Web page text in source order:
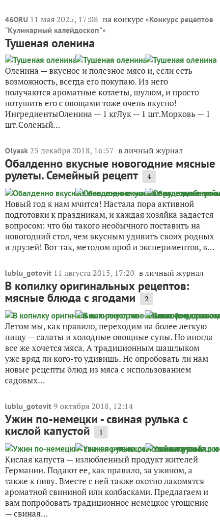
460RU 11 мая 2025, 17:08 на конкурс «Конкурс рецептов
"Кулинарный калейдоскоп"»
Тушеная оленина
Оленина — вкусное и полезное мясо и, если есть
возможность, всегда его покупаю. Из него
получаются ароматные котлеты, шулюм, и просто
потушить его с овощами тоже очень вкусно!
ИнгредиентыОленина — 1 кгЛук — 1 шт.Морковь — 1
шт.Соленый...
Olyask 25 декабря 2018, 16:57 в личный журнал
Обалденно вкусные новогодние мясные
рулеты. Семейный рецепт 4
Новый год к нам мчится! Настала пора активной
подготовки к праздникам, и каждая хозяйка задается
вопросом: что бы такого необычного поставить на
новогодний стол, чем вкусным удивить своих родных
и друзей! Вот так, методом проб и экспериментов, в...
lublu_gotovit 11 августа 2015, 17:20 в личный журнал
В копилку оригинальных рецептов:
мясные блюда с ягодами 2
Летом мы, как правило, переходим на более легкую
пищу — салаты и холодные овощные супы. Но иногда
все же хочется мяса. А традиционным шашлыком
уже вряд ли кого-то удивишь. Не опробовать ли нам
новые рецепты блюд из мяса с использованием
садовых...
lublu_gotovit 9 октября 2018, 12:14
Ужин по-немецки - свиная рулька с
кислой капустой 1
Кислая капуста — излюбленный продукт жителей
Германии. Подают ее, как правило, за ужином, а
также к пиву. Вместе с ней также охотно лакомятся
ароматной свининой или колбасками. Предлагаем и
вам попробовать традиционное немецкое угощение
— свиная...